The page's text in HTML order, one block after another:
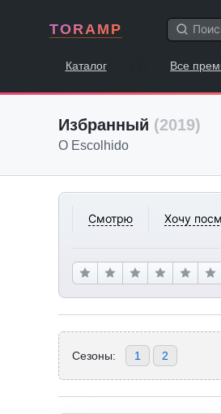
TORAMP
Каталог Все
Избранный (2019)
O Escolhido
Смотрю Хочу
Сезоны: 1 2